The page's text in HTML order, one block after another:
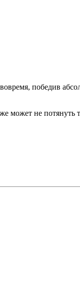
победив
может не потянуть